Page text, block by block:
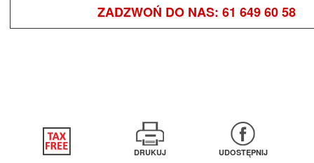
ZADZWOŃ DO NAS: 61 649 60 58
DRUKUJ UDOSTĘPNIJ